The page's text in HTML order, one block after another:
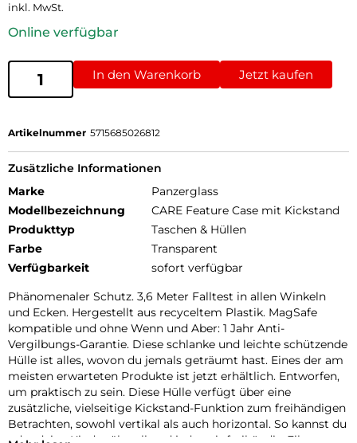
inkl. MwSt.
Online verfügbar
In den Warenkorb Jetzt kaufen
Artikelnummer 5715685026812
Zusätzliche Informationen
Marke
Panzerglass
Modellbezeichnung
CARE Feature Case mit Kickstand
Produkttyp
Taschen & Hüllen
Farbe
Transparent
Verfügbarkeit
sofort verfügbar
Phänomenaler Schutz. 3,6 Meter Falltest in allen Winkeln
und Ecken. Hergestellt aus recyceltem Plastik. MagSafe
kompatible und ohne Wenn und Aber: 1 Jahr Anti-
Vergilbungs-Garantie. Diese schlanke und leichte schützende
Hülle ist alles, wovon du jemals geträumt hast. Eines der am
meisten erwarteten Produkte ist jetzt erhältlich. Entworfen,
um praktisch zu sein. Diese Hülle verfügt über eine
zusätzliche, vielseitige Kickstand-Funktion zum freihändigen
Betrachten, sowohl vertikal als auch horizontal. So kannst du
oder deine Kinder überall und jederzeit freihändig Filme